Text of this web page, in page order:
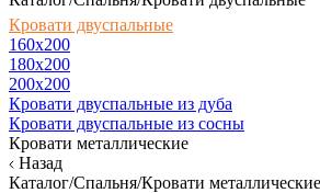
Кровати двуспальные
160х200
180x200
200x200
Кровати двуспальные из дуба
Кровати двуспальные из сосны
Кровати металлические
Назад
Каталог/Спальня/Кровати металлические